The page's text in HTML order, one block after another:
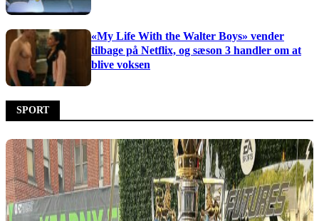
«My Life With the Walter Boys» vender
tilbage på Netflix, og sæson 3 handler om at
blive voksen
SPORT